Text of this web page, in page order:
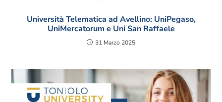
Università Telematica ad Avellino: UniPegaso,
UniMercatorum e Uni San Raffaele
31 Marzo 2025